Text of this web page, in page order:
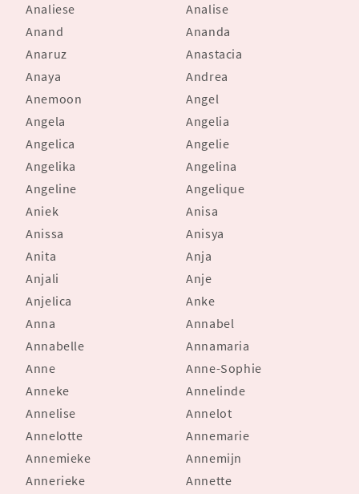
Analiese
Analise
Anand
Ananda
Anaruz
Anastacia
Anaya
Andrea
Anemoon
Angel
Angela
Angelia
Angelica
Angelie
Angelika
Angelina
Angeline
Angelique
Aniek
Anisa
Anissa
Anisya
Anita
Anja
Anjali
Anje
Anjelica
Anke
Anna
Annabel
Annabelle
Annamaria
Anne
Anne-Sophie
Anneke
Annelinde
Annelise
Annelot
Annelotte
Annemarie
Annemieke
Annemijn
Annerieke
Annette